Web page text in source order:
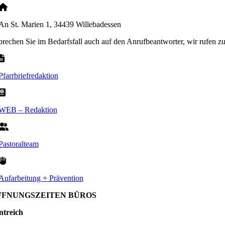
St. Marien 1, 34439 Willebadessen
Sie im Bedarfsfall auch auf den Anrufbeantworter, wir rufen
– Redaktion
+ Prävention
BÜROS